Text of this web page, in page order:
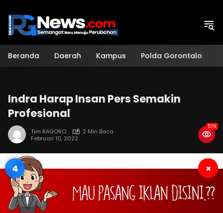
konten
Beranda Daerah Kampus Polda Gorontalo
Indra Harap Insan Pers Semakin
Profesional
Tim RAGORO
2 Min Baca
Februari 10, 2022
579
3 ×